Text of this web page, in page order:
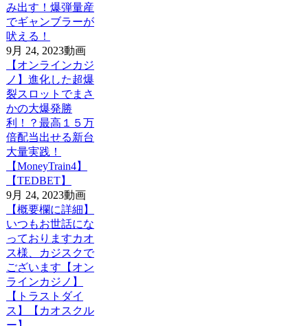
み出す！爆弾量産
でギャンブラーが
吠える！
9月 24, 2023動画
【オンラインカジ
ノ】進化した超爆
裂スロットでまさ
かの大爆発勝
利！？最高１５万
倍配当出せる新台
大量実践！
【MoneyTrain4】
【TEDBET】
9月 24, 2023動画
【概要欄に詳細】
いつもお世話にな
っておりますカオ
ス様、カジスクで
ございます【オン
ラインカジノ】
【トラストダイ
ス】【カオスクル